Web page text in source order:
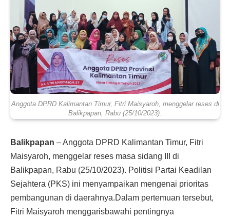
Anggota DPRD Kalimantan Timur, Fitri Maisyaroh, menggelar reses di
Balikpapan, Rabu (25/10/2023).
Balikpapan – Anggota DPRD Kalimantan Timur, Fitri
Maisyaroh, menggelar reses masa sidang III di
Balikpapan, Rabu (25/10/2023). Politisi Partai Keadilan
Sejahtera (PKS) ini menyampaikan mengenai prioritas
pembangunan di daerahnya.Dalam pertemuan tersebut,
Fitri Maisyaroh menggarisbawahi pentingnya